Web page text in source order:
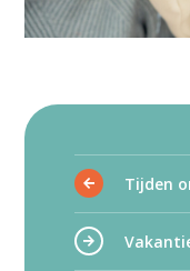
Tijden